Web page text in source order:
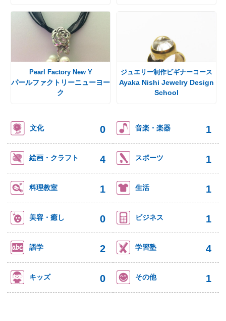
Pearl Factory New Y
パールファクトリーニューヨー
ク
ジュエリー制作ビギナーコース
Ayaka Nishi Jewelry Design
School
文化 0 音楽・楽器 1
絵画・クラフト 4 スポーツ 1
料理教室 1 生活 1
美容・癒し 0 ビジネス 1
語学 2 学習塾 4
キッズ 0 その他 1